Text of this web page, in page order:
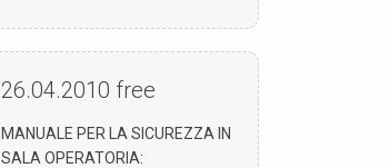
26.04.2010 free
MANUALE PER LA SICUREZZA IN
SALA OPERATORIA: